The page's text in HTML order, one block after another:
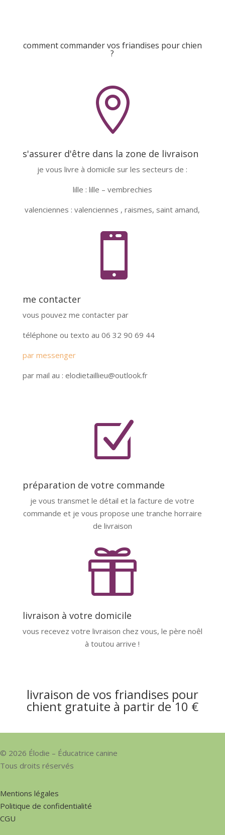
comment commander vos friandises pour chien
?

s'assurer d'être dans la zone de livraison
je vous livre à domicile sur les secteurs de :
lille : lille – vembrechies
valenciennes : valenciennes , raismes, saint amand,

me contacter
vous pouvez me contacter par
téléphone ou texto au 06 32 90 69 44
par messenger
par mail au : elodietaillieu@outlook.fr
Z
préparation de votre commande
je vous transmet le détail et la facture de votre
commande et je vous propose une tranche horraire
de livraison

livraison à votre domicile
vous recevez votre livraison chez vous, le père noêl
à toutou arrive !
livraison de vos friandises pour
chient gratuite à partir de 10 €
© 2026 Élodie – Éducatrice canine
Tous droits réservés
Mentions légales
Politique de confidentialité
CGU